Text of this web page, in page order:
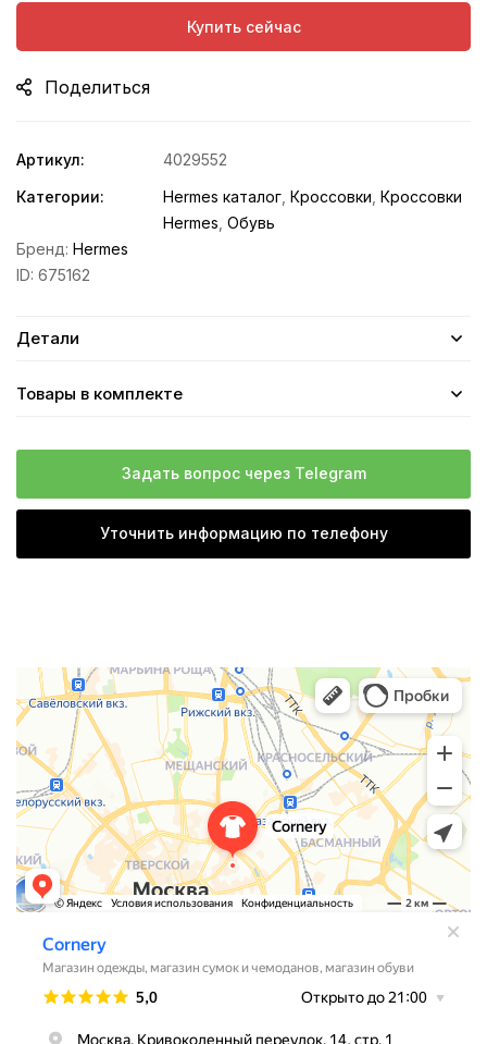
Купить сейчас
Поделиться
Артикул:
4029552
Категории:
Hermes каталог Кроссовки Кроссовки
Hermes Обувь
Бренд: Hermes
ID: 675162
Детали
Товары в комплекте
Задать вопрос через Telegram
Уточнить информацию по телефону